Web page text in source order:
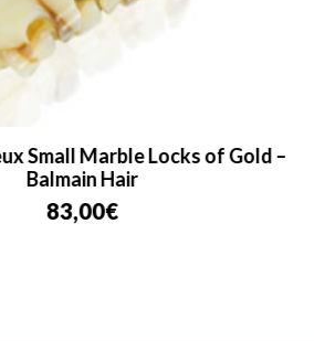
Small Marble Locks of Gold –
Balmain Hair
83,00€